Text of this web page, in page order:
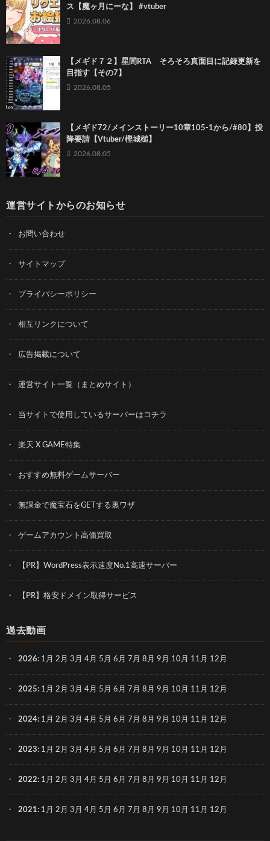
ス【魔ヶ月にーな】 #vtuber
2026.08.06
【メギド７２】星間RTA そろそろ真面目に記録更新を
目指す【その7】
2026.08.05
【メギド72/メインストーリー10章105-1から/#80】投
降要請【Vtuber/樫城槌】
2026.08.05
運営サイトからのお知らせ
お問い合わせ
サイトマップ
プライバシーポリシー
相互リンクについて
広告掲載について
運営サイト一覧（まとめサイト）
当サイトで使用しているサーバーはコチラ
楽天 X GAME特集
おすすめ無料ゲームサーバー
無課金で魔宝石をGETする裏ワザ
ゲームアカウント高価買取
【PR】WordPress表示速度No.1高速サーバー
【PR】格安ドメイン取得サービス
過去動画
2026: 1月 2月 3月 4月 5月 6月 7月 8月 9月 10月 11月 12月
2025: 1月 2月 3月 4月 5月 6月 7月 8月 9月 10月 11月 12月
2024: 1月 2月 3月 4月 5月 6月 7月 8月 9月 10月 11月 12月
2023: 1月 2月 3月 4月 5月 6月 7月 8月 9月 10月 11月 12月
2022: 1月 2月 3月 4月 5月 6月 7月 8月 9月 10月 11月 12月
2021: 1月 2月 3月 4月 5月 6月 7月 8月 9月 10月 11月 12月